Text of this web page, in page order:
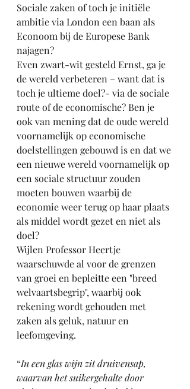
Sociale zaken of toch je initiële
ambitie via London een baan als
Econoom bij de Europese Bank
najagen?
Even zwart-wit gesteld Ernst, ga je
de wereld verbeteren – want dat is
toch je ultieme doel?- via de sociale
route of de economische? Ben je
ook van mening dat de oude wereld
voornamelijk op economische
doelstellingen gebouwd is en dat we
een nieuwe wereld voornamelijk op
een sociale structuur zouden
moeten bouwen waarbij de
economie weer terug op haar plaats
als middel wordt gezet en niet als
doel?
Wijlen Professor Heertje
waarschuwde al voor de grenzen
van groei en bepleitte een "breed
welvaartsbegrip", waarbij ook
rekening wordt gehouden met
zaken als geluk, natuur en
leefomgeving.
“In een glas wijn zit druivensap,
waarvan het suikergehalte door